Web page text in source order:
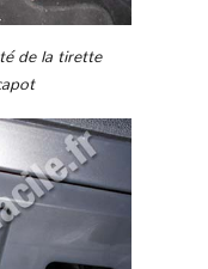
de la tirette